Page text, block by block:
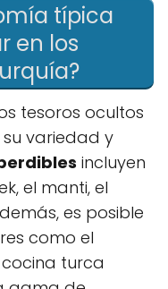
típica
en los
tesoros ocultos
variedad y
incluyen
el manti, el
es posible
como el
turca